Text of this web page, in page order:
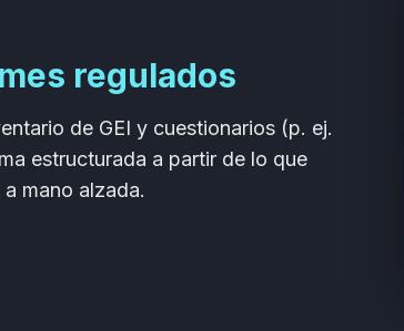
regulados
de GEI y cuestionarios (p. ej.
estructurada a partir de lo que
mano alzada.